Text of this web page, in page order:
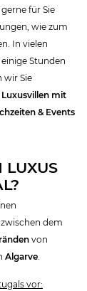
für Sie
wie zum
In vielen
Stunden
wir Sie
Luxusvillen mit
& Events
LUXUS
dem
von
Algarve.
vor: